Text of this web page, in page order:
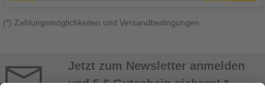
(*) Zahlungsmöglichkeiten und Versandbedingungen
Jetzt zum Newsletter anmelden
und 5 € Gutschein sichern! *